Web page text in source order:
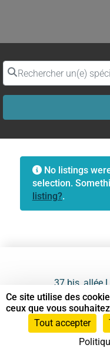
Rechercher un(e)
No listings
selection.
listing?.
37 bis, allée
93190 Livry-
06 61 87 28
Ce site utilise des
ceux que vous
Tout accepter